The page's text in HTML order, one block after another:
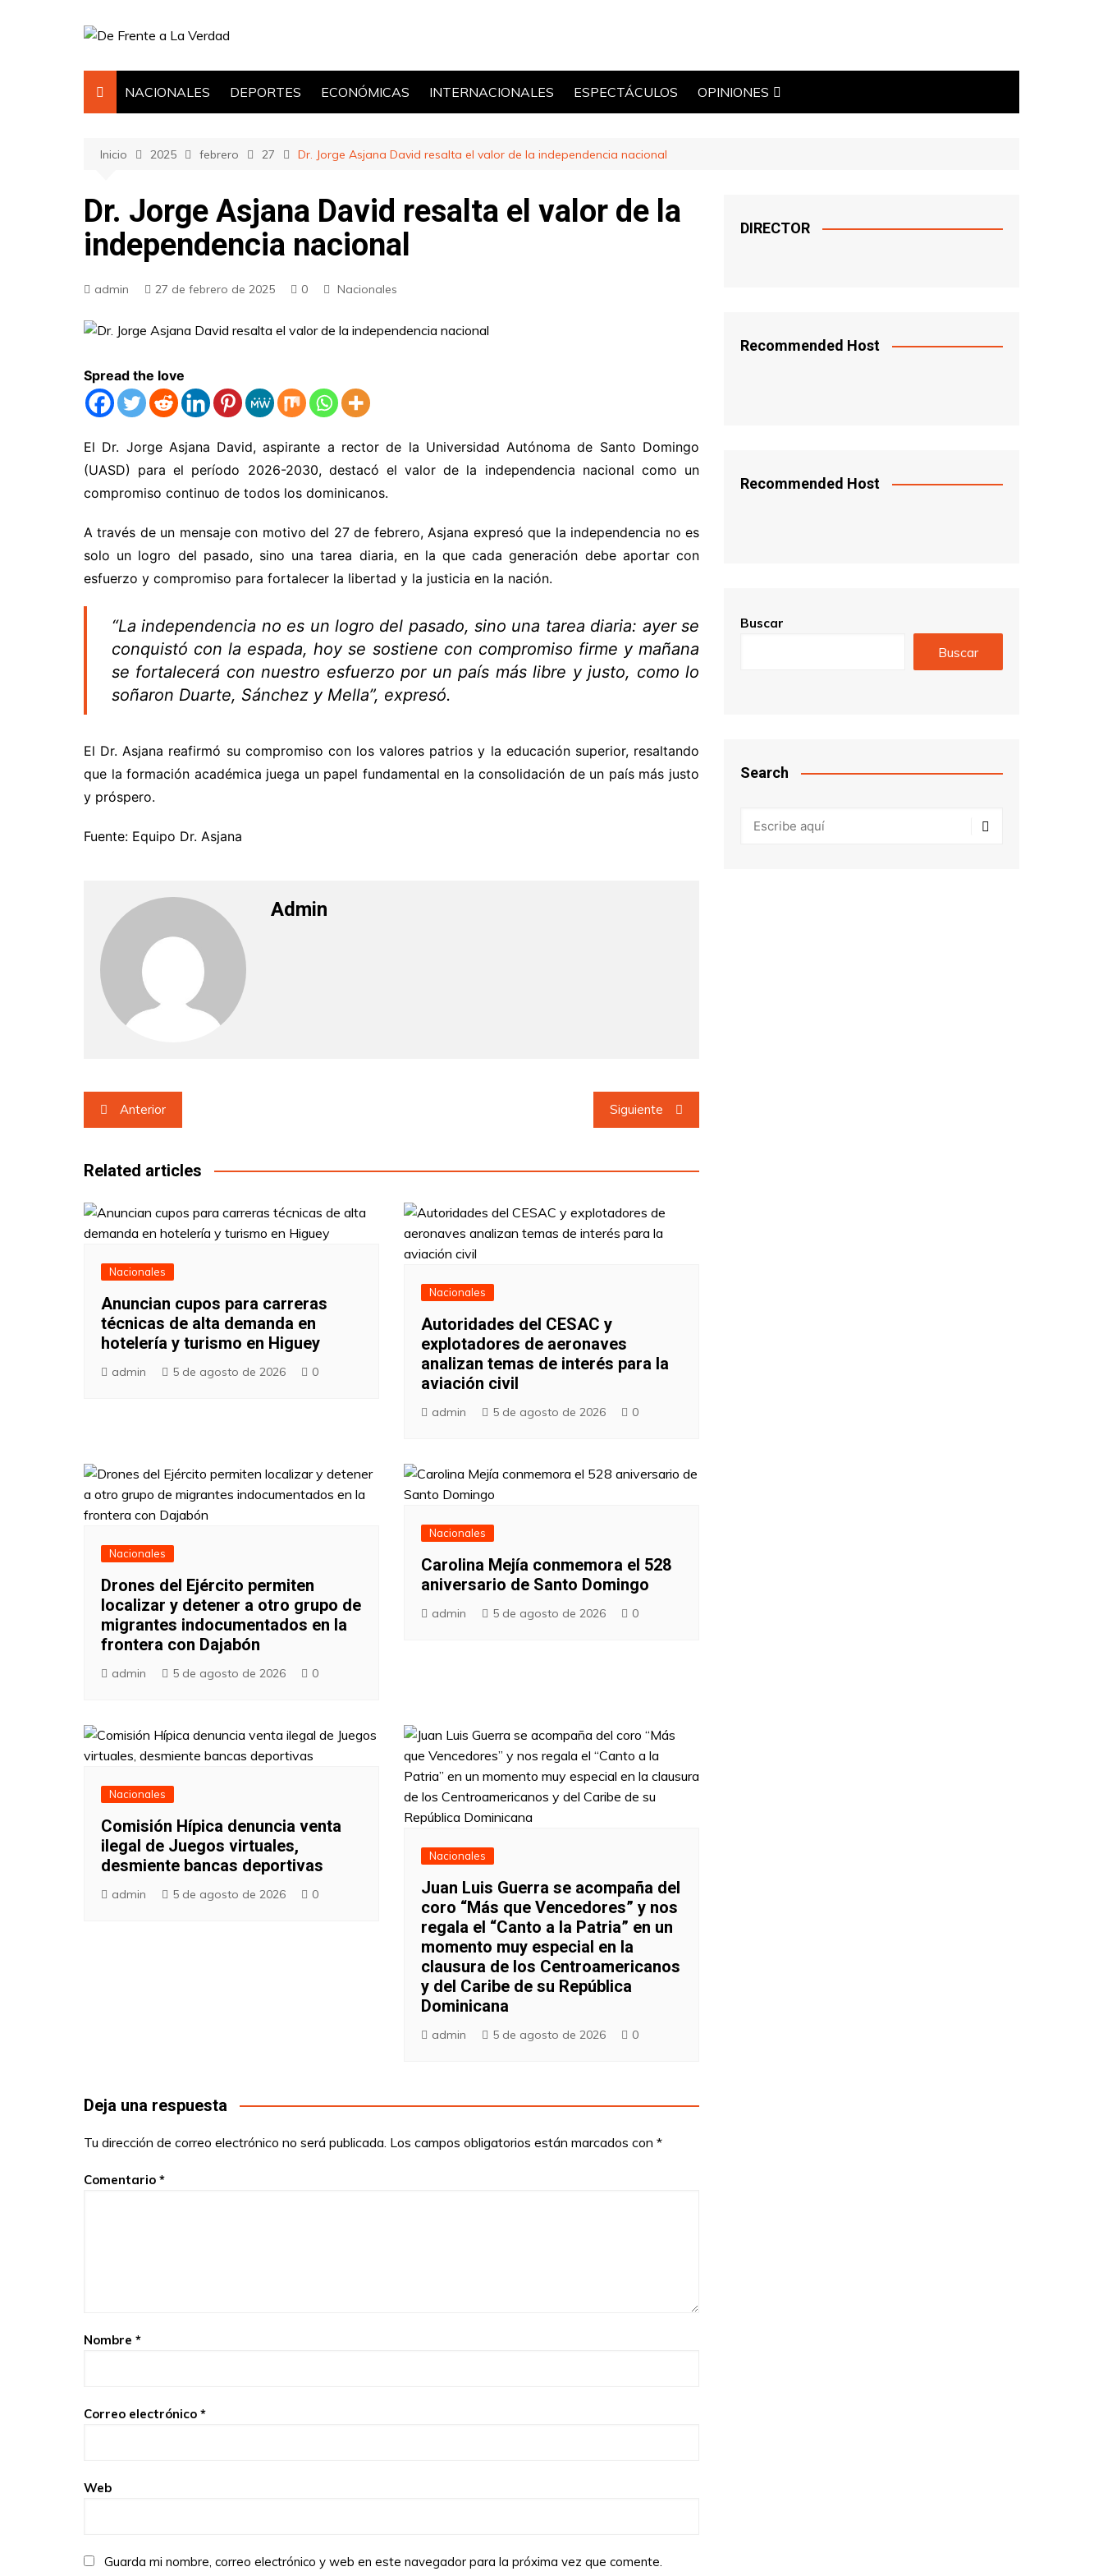
NACIONALES DEPORTES ECONÓMICAS INTERNACIONALES ESPECTÁCULOS OPINIONES
Inicio 2025 febrero 27 Dr. Jorge Asjana David resalta el valor de la independencia nacional
Dr. Jorge Asjana David resalta el valor de la
independencia nacional
admin 27 de febrero de 2025 0 Nacionales
Spread the love
El Dr. Jorge Asjana David, aspirante a rector de la Universidad Autónoma de Santo Domingo
(UASD) para el período 2026-2030, destacó el valor de la independencia nacional como un
compromiso continuo de todos los dominicanos.
A través de un mensaje con motivo del 27 de febrero, Asjana expresó que la independencia no es
solo un logro del pasado, sino una tarea diaria, en la que cada generación debe aportar con
esfuerzo y compromiso para fortalecer la libertad y la justicia en la nación.
“La independencia no es un logro del pasado, sino una tarea diaria: ayer se
conquistó con la espada, hoy se sostiene con compromiso firme y mañana
se fortalecerá con nuestro esfuerzo por un país más libre y justo, como lo
soñaron Duarte, Sánchez y Mella”, expresó.
El Dr. Asjana reafirmó su compromiso con los valores patrios y la educación superior, resaltando
que la formación académica juega un papel fundamental en la consolidación de un país más justo
y próspero.
Fuente: Equipo Dr. Asjana
Admin
Navegación
de
entradas
Anterior Siguiente
Related articles
Nacionales
Anuncian cupos para carreras
técnicas de alta demanda en
hotelería y turismo en Higuey
admin 5 de agosto de 2026 0
Nacionales
Autoridades del CESAC y
explotadores de aeronaves
analizan temas de interés para la
aviación civil
admin 5 de agosto de 2026 0
Nacionales
Drones del Ejército permiten
localizar y detener a otro grupo de
migrantes indocumentados en la
frontera con Dajabón
admin 5 de agosto de 2026 0
Nacionales
Carolina Mejía conmemora el 528
aniversario de Santo Domingo
admin 5 de agosto de 2026 0
Nacionales
Comisión Hípica denuncia venta
ilegal de Juegos virtuales,
desmiente bancas deportivas
admin 5 de agosto de 2026 0
Nacionales
Juan Luis Guerra se acompaña del
coro “Más que Vencedores” y nos
regala el “Canto a la Patria” en un
momento muy especial en la
clausura de los Centroamericanos
y del Caribe de su República
Dominicana
admin 5 de agosto de 2026 0
Deja una respuesta
Tu dirección de correo electrónico no será publicada. Los campos obligatorios están marcados con *
Comentario *
Nombre *
Correo electrónico *
Web
Guarda mi nombre, correo electrónico y web en este navegador para la próxima vez que comente.
DIRECTOR
Recommended Host
Recommended Host
Buscar
Buscar
Search